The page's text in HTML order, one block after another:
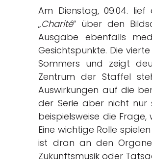
Am Dienstag, 09.04.
„Charité“ über den
Ausgabe ebenfalls
Gesichtspunkte. Die
Sommers und zeigt
Zentrum der Staffel
Auswirkungen auf die
der Serie aber nicht nur
beispielsweise die
Eine wichtige Rolle
ist dran an den
Zukunftsmusik oder